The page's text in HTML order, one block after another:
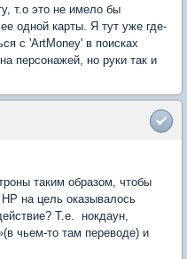
т.о это не имело бы
одной карты. Я тут уже где-
с 'ArtMoney' в поисках
персонажей, но руки так и
таким образом, чтобы
на цель оказывалось
Т.е.  нокдаун,
чьем-то там переводе) и